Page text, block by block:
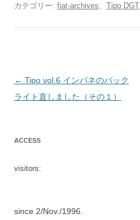
カテゴリー: fiat-archives Tipo DGT
投
稿
ン
← Tipo vol.6 インパネのバック
ライト直しました（その１）
ACCESS
visitors:
since 2/Nov./1996.